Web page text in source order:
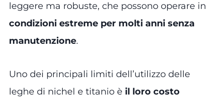
leggere ma robuste, che possono operare in
condizioni estreme per molti anni senza
manutenzione.
Uno dei principali limiti dell’utilizzo delle
leghe di nichel e titanio è il loro costo